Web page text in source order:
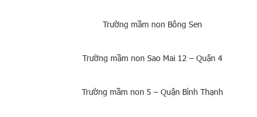
Trường mầm non Bông Sen
Trường mầm non Sao Mai 12 – Quận 4
Trường mầm non 5 – Quận Bình Thạnh